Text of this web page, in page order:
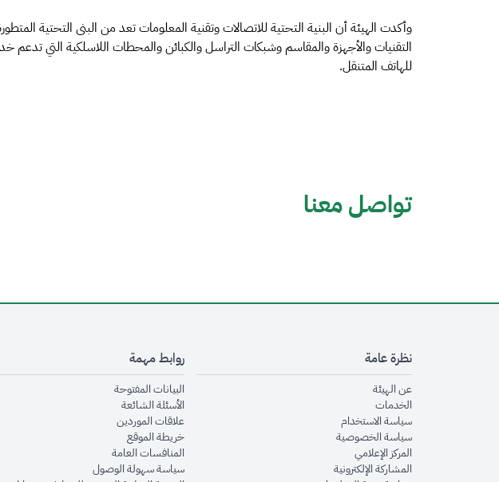
وأكدت الهيئة أن البنية التحتية للاتصالات وتقنية المعلومات تعد من البنى التحتية
التقنيات والأجهزة والمقاسم وشبكات التراسل والكبائن والمحطات اللاسلكية التي تدعم
للهاتف المتنقل.
تواصل معنا
نظرة عامة
عن الهيئةopens in new window
الخدماتopens in new window
سياسة الاستخدام
سياسة الخصوصيةopens in new window
المركز الإعلاميopens in new window
المشاركة الإلكترونيةopens in new window
روابط مهمة
البيانات المفتوحةopens in new window
الأسئلة الشائعةopens in new window
علاقات الموردينopens in new window
خريطة الموقعopens in new window
المنافسات العامةopens in new window
سياسة سهولة الوصولin new window